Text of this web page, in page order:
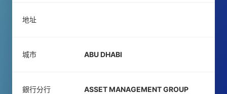
地址
城市 ABU DHABI
銀行分行 ASSET MANAGEMENT GROUP